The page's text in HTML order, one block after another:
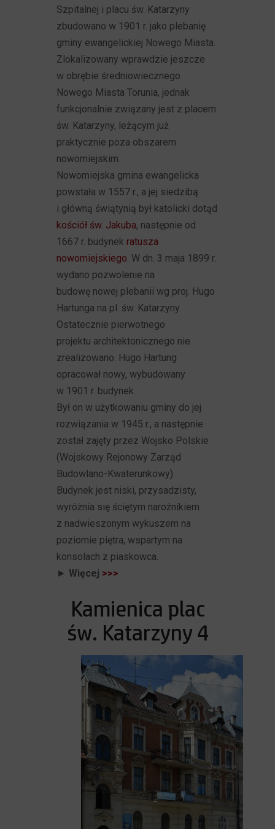
Szpitalnej i placu św. Katarzyny
zbudowano w 1901 r. jako plebanię
gminy ewangelickiej Nowego Miasta.
Zlokalizowany wprawdzie jeszcze
w obrębie średniowiecznego
Nowego Miasta Torunia, jednak
funkcjonalnie związany jest z placem
św. Katarzyny, leżącym już
praktycznie poza obszarem
nowomiejskim.
Nowomiejska gmina ewangelicka
powstała w 1557 r., a jej siedzibą
i główną świątynią był katolicki dotąd
kościół św. Jakuba, następnie od
1667 r. budynek ratusza
nowomiejskiego. W dn. 3 maja 1899 r.
wydano pozwolenie na
budowę nowej plebanii wg proj. Hugo
Hartunga na pl. św. Katarzyny.
Ostatecznie pierwotnego
projektu architektonicznego nie
zrealizowano. Hugo Hartung
opracował nowy, wybudowany
w 1901 r. budynek.
Był on w użytkowaniu gminy do jej
rozwiązania w 1945 r., a następnie
został zajęty przez Wojsko Polskie
(Wojskowy Rejonowy Zarząd
Budowlano-Kwaterunkowy).
Budynek jest niski, przysadzisty,
wyróżnia się ściętym narożnikiem
z nadwieszonym wykuszem na
poziomie piętra, wspartym na
konsolach z piaskowca.
► Więcej >>>
Kamienica plac
św. Katarzyny 4